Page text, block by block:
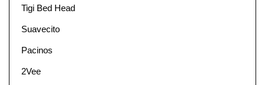
Tigi Bed Head
Suavecito
Pacinos
2Vee